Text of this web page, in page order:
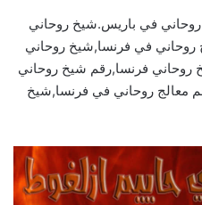
في باريس.شيخ روحاني
في فرنسا,شيخ روحاني
فرنسا,رقم شيخ روحاني
معالج روحاني في فرنسا,شيخ